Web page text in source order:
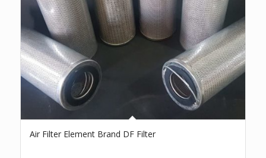
Air Filter Element Brand DF Filter